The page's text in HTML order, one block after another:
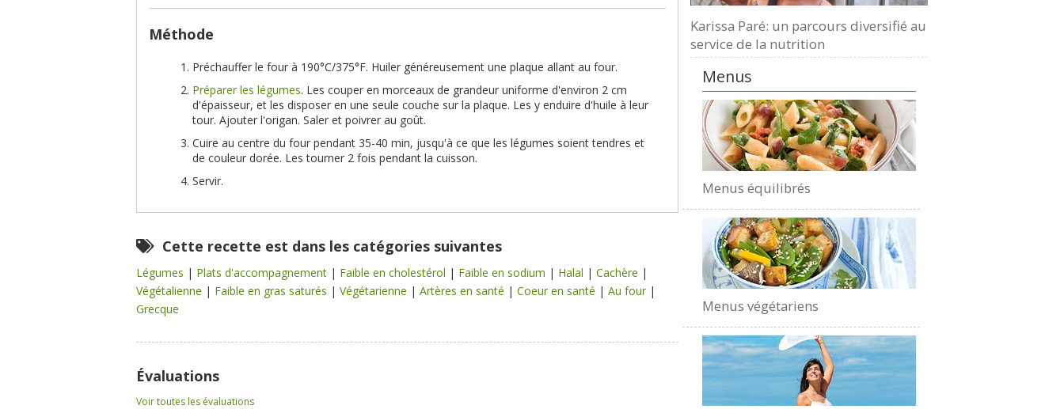
Méthode
Préchauffer le four à 190°C/375°F. Huiler généreusement une plaque allant au four.
Préparer les légumes. Les couper en morceaux de grandeur uniforme d'environ 2 cm
d'épaisseur, et les disposer en une seule couche sur la plaque. Les y enduire d'huile à leur
tour. Ajouter l'origan. Saler et poivrer au goût.
Cuire au centre du four pendant 35-40 min, jusqu'à ce que les légumes soient tendres et
de couleur dorée. Les tourner 2 fois pendant la cuisson.
Servir.
Cette recette est dans les catégories suivantes
Légumes | Plats d'accompagnement | Faible en cholestérol | Faible en sodium | Halal | Cachère |
Végétalienne | Faible en gras saturés | Végétarienne | Artères en santé | Coeur en santé | Au four |
Grecque
Évaluations
Voir toutes les évaluations
Karissa Paré: un parcours diversifié au
service de la nutrition
Menus
Menus équilibrés
Menus végétariens